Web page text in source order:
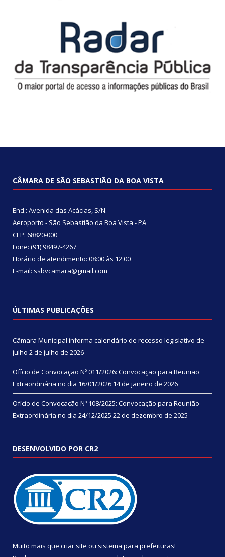
CÂMARA DE SÃO SEBASTIÃO DA BOA VISTA
End.: Avenida das Acácias, S/N.
Aeroporto - São Sebastião da Boa Vista - PA
CEP: 68820-000
Fone: (91) 98497-4267
Horário de atendimento: 08:00 às 12:00
E-mail: ssbvcamara@gmail.com
ÚLTIMAS PUBLICAÇÕES
Câmara Municipal informa calendário de recesso legislativo de
julho 2 de julho de 2026
Ofício de Convocação Nº 011/2026: Convocação para Reunião
Extraordinária no dia 16/01/2026 14 de janeiro de 2026
Ofício de Convocação Nº 108/2025: Convocação para Reunião
Extraordinária no dia 24/12/2025 22 de dezembro de 2025
DESENVOLVIDO POR CR2
Muito mais que criar site ou sistema para prefeituras!